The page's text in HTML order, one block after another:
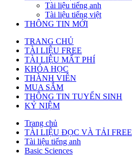
Tài liệu tiếng anh
Tài liệu tiếng việt
THÔNG TIN MỚI
TRANG CHỦ
TÀI LIỆU FREE
TÀI LIỆU MẤT PHÍ
KHÓA HỌC
THÀNH VIÊN
MUA SẮM
THÔNG TIN TUYỂN SINH
KỶ NIỆM
Trang chủ
TÀI LIỆU ĐỌC VÀ TẢI FREE
Tài liệu tiếng anh
Basic Sciences